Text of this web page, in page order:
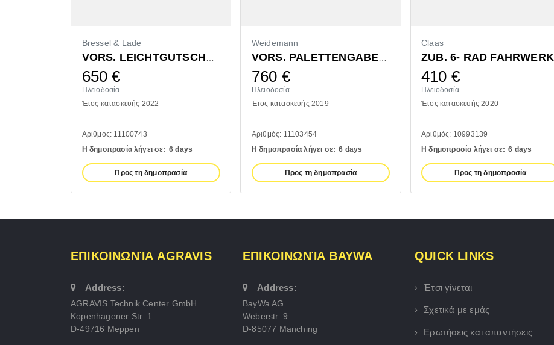
Bressel & Lade
650 €
Πλειοδοσία
Έτος κατασκευής 2022
Αριθμός: 11100743
Η δημοπρασία λήγει σε: 6 days
Προς τη δημοπρασία
Weidemann
760 €
Πλειοδοσία
Έτος κατασκευής 2019
Αριθμός: 11103454
Η δημοπρασία λήγει σε: 6 days
Προς τη δημοπρασία
Claas
ZUB. 6- RAD FAHRWERK
410 €
Πλειοδοσία
Έτος κατασκευής 2020
Αριθμός: 10993139
Η δημοπρασία λήγει σε: 6 days
Προς τη δημοπρασία
ΕΠΙΚΟΙΝΩΝΊΑ AGRAVIS
Address:
AGRAVIS Technik Center GmbH
Kopenhagener Str. 1
D-49716 Meppen
ΕΠΙΚΟΙΝΩΝΊΑ BAYWA
Address:
BayWa AG
Weberstr. 9
D-85077 Manching
QUICK LINKS
Έτσι γίνεται
Σχετικά με εμάς
Ερωτήσεις και απαντήσεις